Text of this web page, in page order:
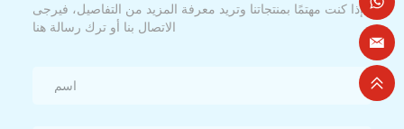
إذا كنت مهتمًا بمنتجاتنا وتريد معرفة المزيد من التفاصيل، فيرجى
الاتصال بنا أو ترك رسالة هنا